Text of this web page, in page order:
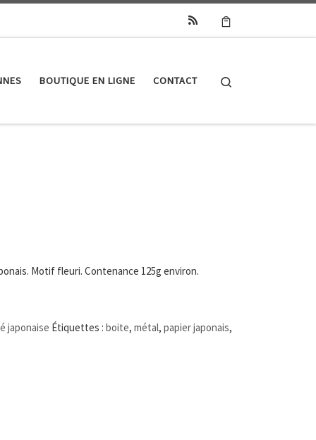
BOUTIQUE EN LIGNE CONTACT
Motif fleuri. Contenance 125g environ.
japonaise Étiquettes :boite,métal,papier japonais,